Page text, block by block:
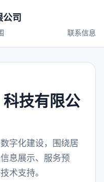
司
联系信息
技有限公
字化建设，围绕居
息展示、服务预
术支持。